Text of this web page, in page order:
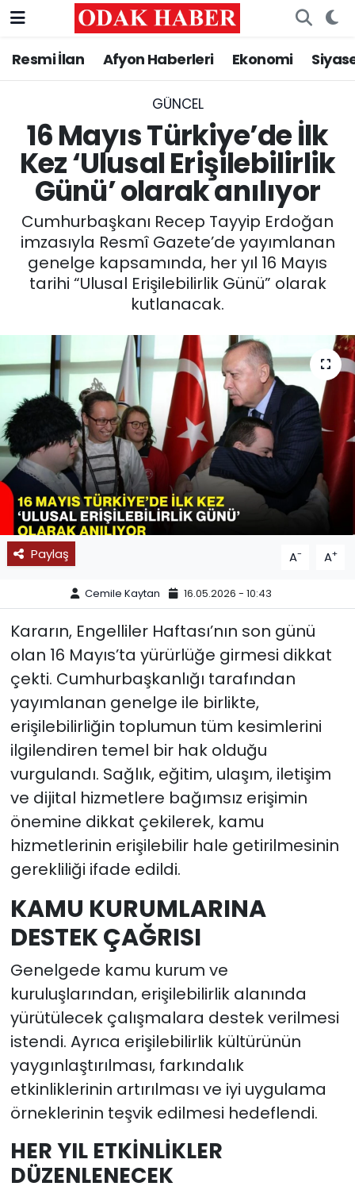
Resmi İlan Afyon Haberleri Ekonomi
GÜNCEL
16 Mayıs Türkiye’de İlk
Kez ‘Ulusal Erişilebilirlik
Günü’ olarak anılıyor
Cumhurbaşkanı Recep Tayyip Erdoğan
imzasıyla Resmî Gazete’de yayımlanan
genelge kapsamında, her yıl 16 Mayıs
tarihi “Ulusal Erişilebilirlik Günü” olarak
kutlanacak.
Paylaş A- A+
Cemile Kaytan 16.05.2026 - 10:43
Kararın, Engelliler Haftası’nın son günü
olan 16 Mayıs’ta yürürlüğe girmesi dikkat
çekti. Cumhurbaşkanlığı tarafından
yayımlanan genelge ile birlikte,
erişilebilirliğin toplumun tüm kesimlerini
ilgilendiren temel bir hak olduğu
vurgulandı. Sağlık, eğitim, ulaşım, iletişim
ve dijital hizmetlere bağımsız erişimin
önemine dikkat çekilerek, kamu
hizmetlerinin erişilebilir hale getirilmesinin
gerekliliği ifade edildi.
KAMU KURUMLARINA
DESTEK ÇAĞRISI
Genelgede kamu kurum ve
kuruluşlarından, erişilebilirlik alanında
yürütülecek çalışmalara destek verilmesi
istendi. Ayrıca erişilebilirlik kültürünün
yaygınlaştırılması, farkındalık
etkinliklerinin artırılması ve iyi uygulama
örneklerinin teşvik edilmesi hedeflendi.
HER YIL ETKİNLİKLER
DÜZENLENECEK
AFYONKARAHİSAR HABERLERİ
ASAYİŞ
GÜNCEL
SİYASET
EĞİTİM
SAĞLIK
SPOR
11:11 MANŞET
Nöbetçi Eczaneler
Trafik Durumu
Süper Lig Puan Durumu ve Fikstür
Tüm Manşetler
Son Dakika Haberleri